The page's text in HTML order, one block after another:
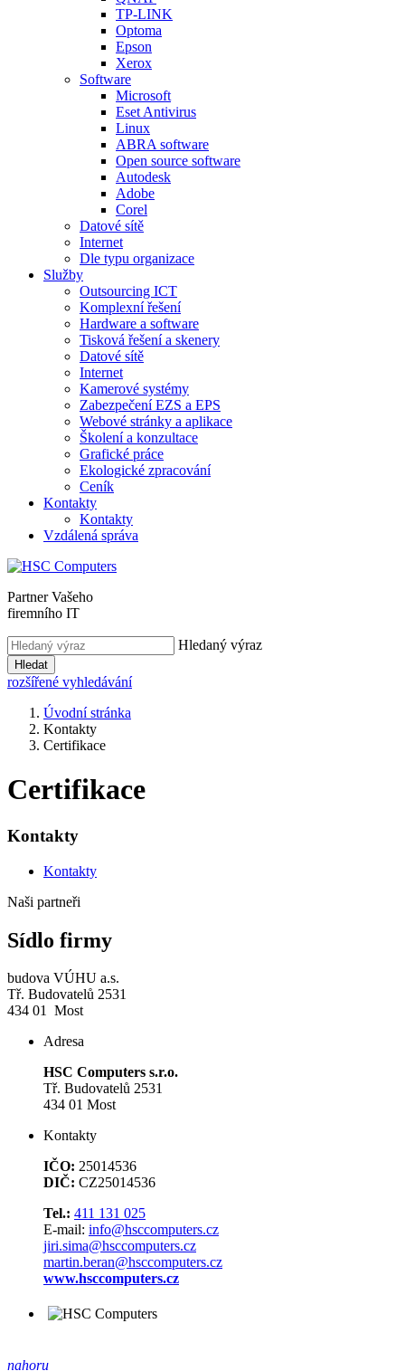
TP-LINK
Optoma
Epson
Xerox
Software
Microsoft
Eset Antivirus
Linux
ABRA software
Open source software
Autodesk
Adobe
Corel
Datové sítě
Internet
Dle typu organizace
Služby
Outsourcing ICT
Komplexní řešení
Hardware a software
Tisková řešení a skenery
Datové sítě
Internet
Kamerové systémy
Zabezpečení EZS a EPS
Webové stránky a aplikace
Školení a konzultace
Grafické práce
Ekologické zpracování
Ceník
Kontakty
Kontakty
Vzdálená správa
Partner Vašeho
firemního IT
Hledaný výraz
Hledat
rozšířené vyhledávání
Úvodní stránka
Kontakty
Certifikace
Certifikace
Kontakty
Kontakty
Naši partneři
Sídlo firmy
budova VÚHU a.s.
Tř. Budovatelů 2531
434 01 Most
Adresa
HSC Computers s.r.o.
Tř. Budovatelů 2531
434 01 Most
Kontakty
IČO: 25014536
DIČ: CZ25014536
Tel.: 411 131 025
E-mail: info@hsccomputers.cz
jiri.sima@hsccomputers.cz
martin.beran@hsccomputers.cz
www.hsccomputers.cz
nahoru